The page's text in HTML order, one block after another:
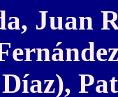
Juan